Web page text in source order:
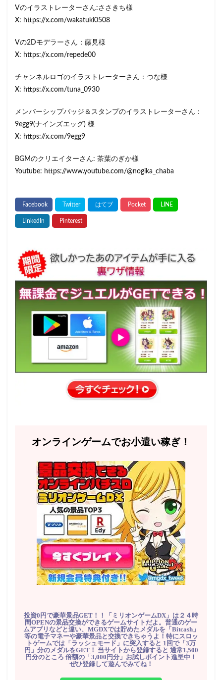
Vのイラストレーターさん:ささきち様
X: https://x.com/wakatuki0508
Vの2Dモデラーさん：藤見様
X: https://x.com/repede00
チャンネルロゴのイラストレーターさん：つな様
X: https://x.com/tuna_0930
メンバーシップバッジ＆スタンプのイラストレーターさん：
9egg9(ナインズエッグ) 様
X: https://x.com/9egg9
BGMのクリエイターさん: 茶葉のぎか様
Youtube: https://www.youtube.com/@nogika_chaba
オンラインゲームでお小遣い稼ぎ！
投資0円で豪華景品GET！！「ミリオンゲームDX」は２４時
間OPENの景品交換ができるゲームサイトだよ。普通のゲー
ムアプリなどと違い、MGDXでは貯めたメダルを「Bitcash」
等の電子マネーや豪華景品と交換できちゃうよ！特にスロッ
トゲームでは「ラッシュモード」に突入すると 1回で「3万
円」分のメダルをGET！ 当サイトから登録すると 通常1,500
円分のところ 倍額の「3,000円分」お試しポイント進呈中！
ぜひ登録して遊んでみてね！